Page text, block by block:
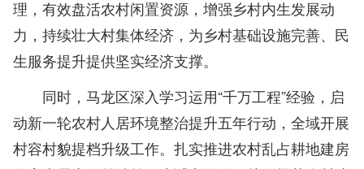
理，有效盘活农村闲置资源，增强乡村内生发展动
力，持续壮大村集体经济，为乡村基础设施完善、民
生服务提升提供坚实经济支撑。
同时，马龙区深入学习运用“千万工程”经验，启
动新一轮农村人居环境整治提升五年行动，全域开展
村容村貌提档升级工作。扎实推进农村乱占耕地建房